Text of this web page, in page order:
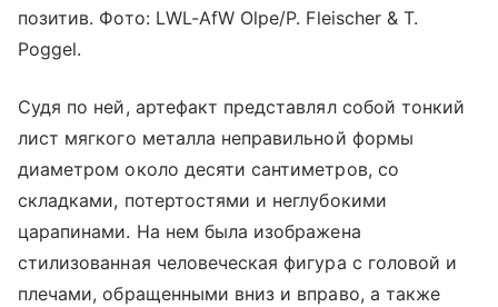
позитив. Фото: LWL-AfW Olpe/P. Fleischer & T.
Poggel.
Судя по ней, артефакт представлял собой тонкий
лист мягкого металла неправильной формы
диаметром около десяти сантиметров, со
складками, потертостями и неглубокими
царапинами. На нем была изображена
стилизованная человеческая фигура с головой и
плечами, обращенными вниз и вправо, а также